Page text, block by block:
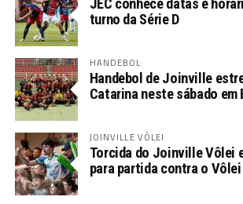
JEC conhece datas e
turno da Série D
HANDEBOL
Handebol de Joinville
Catarina neste sábado em
JOINVILLE VÔLEI
Torcida do Joinville Vôlei
para partida contra o